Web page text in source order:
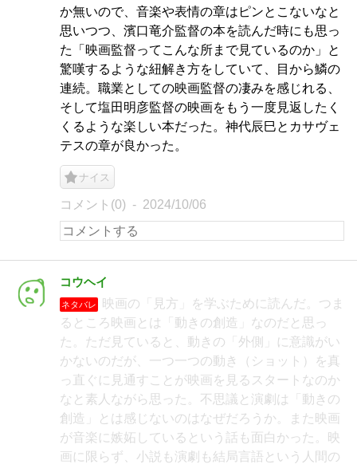
か無いので、音楽や表情の章はピンとこないなと
思いつつ、濱口竜介監督の本を読んだ時にも思っ
た「映画監督ってこんな所まで見ているのか」と
驚嘆するような紐解き方をしていて、目から鱗の
連続。職業としての映画監督の凄みを感じれる、
そして塩田明彦監督の映画をもう一度見返したく
くるような楽しい本だった。神代辰巳とカサヴェ
テスの章が良かった。
ナイス
コメント(0) 2024/10/06
コウヘイ
ネタバレ
映画の「見方」を学ぶために読んだ。つま
るところ映画とは「動きの創造」なのだと思っ
た。ただ見ていると、動きの「外側」に意識がい
かないのだが、一つ一つの動き（ショット）を真
っ直ぐに見通すことが映画を見るスタートなのか
なと素人ながら思った。不思議と演劇は「動きの
創造」とは感じないのはなぜだろうか。また映画
が音楽に嫉妬しているという話も面白かった。映
画に限らず、小説も演劇も結局言語という人間の